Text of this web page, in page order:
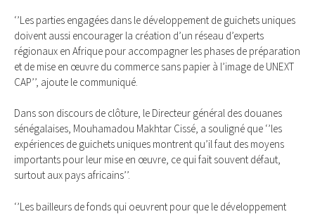
‘’Les parties engagées dans le développement de guichets uniques
doivent aussi encourager la création d’un réseau d’experts
régionaux en Afrique pour accompagner les phases de préparation
et de mise en œuvre du commerce sans papier à l’image de UNEXT
CAP’’, ajoute le communiqué.
Dans son discours de clôture, le Directeur général des douanes
sénégalaises, Mouhamadou Makhtar Cissé, a souligné que ‘’les
expériences de guichets uniques montrent qu’il faut des moyens
importants pour leur mise en œuvre, ce qui fait souvent défaut,
surtout aux pays africains’’.
‘’Les bailleurs de fonds qui oeuvrent pour que le développement